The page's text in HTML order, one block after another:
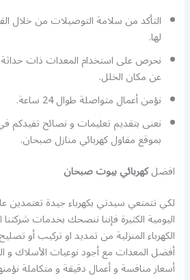
التأكد من سلامة التوصيلات من خلال
لها.
نحرص على استخدام المعدات ذات
عن مكان الخلل.
نؤمن أعمال متواصلة طوال 24 ساعة.
نعنى بتقديم تعليمات و نصائح تفيدكم
بموقع مقاول كهربائي منازل صبحان.
افضلكهربائي بيوت صبحان
لكي تتمتعي سيدتي بكهرباء جيدة تعتمدين
اليومية الكثيرة فإننا ننصحك بخدمات
الكهرباء المنزلية من تمديد او تركيب أو
أفضل المعدات مع أجود نوعيات الأسلاك و
أسعار منافسة و أعمال دقيقة و متكاملة